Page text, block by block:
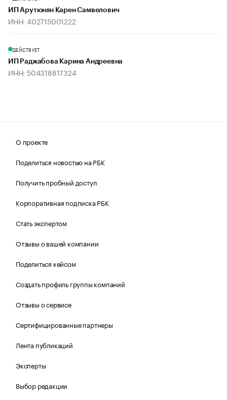
ИП Арутюнян Карен Самвелович
ИНН: 402715001222
ДЕЙСТВУЕТ
ИП Раджабова Карина Андреевна
ИНН: 504318817324
О проекте
Поделиться новостью на РБК
Получить пробный доступ
Корпоративная подписка РБК
Стать экспертом
Отзывы о вашей компании
Поделиться кейсом
Создать профиль группы компаний
Отзывы о сервисе
Сертифицированные партнеры
Лента публикаций
Эксперты
Выбор редакции